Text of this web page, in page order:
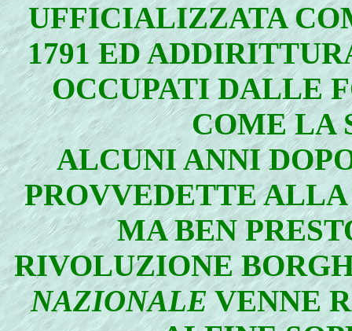
UFFICIALIZZATA
1791 ED
OCCUPATI DALLE
COME LA
ALCUNI ANNI
PROVVEDETTE ALLA
MA BEN
RIVOLUZIONE
NAZIONALEVENNE